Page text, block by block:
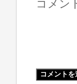
コメン